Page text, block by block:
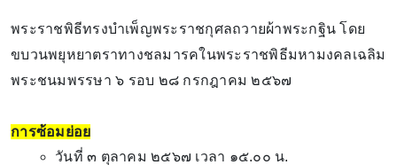
พระราชพิธีทรงบำเพ็ญพระราชกุศลถวายผ้าพระกฐิน โดย
ขบวนพยุหยาตราทางชลมารคในพระราชพิธีมหามงคลเฉลิม
พระชนมพรรษา ๖ รอบ ๒๘ กรกฎาคม ๒๕๖๗
การซ้อมย่อย
วันที่ ๓ ตุลาคม ๒๕๖๗ เวลา ๑๕.๐๐ น.